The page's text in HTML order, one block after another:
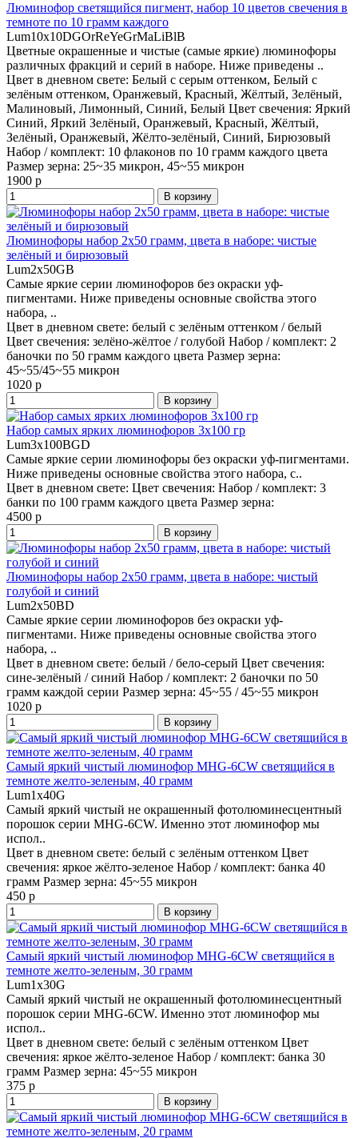
Люминофор светящийся пигмент, набор 10 цветов свечения в
темноте по 10 грамм каждого
Lum10x10DGOrReYeGrMaLiBlB
Цветные окрашенные и чистые (самые яркие) люминофоры
различных фракций и серий в наборе. Ниже приведены ..
Цвет в дневном свете: Белый с серым оттенком, Белый с
зелёным оттенком, Оранжевый, Красный, Жёлтый, Зелёный,
Малиновый, Лимонный, Синий, Белый Цвет свечения: Яркий
Синий, Яркий Зелёный, Оранжевый, Красный, Жёлтый,
Зелёный, Оранжевый, Жёлто-зелёный, Синий, Бирюзовый
Набор / комплект: 10 флаконов по 10 грамм каждого цвета
Размер зерна: 25~35 микрон, 45~55 микрон
1900 р
В корзину
Люминофоры набор 2x50 грамм, цвета в наборе: чистые
зелёный и бирюзовый
Lum2x50GB
Самые яркие серии люминофоров без окраски уф-
пигментами. Ниже приведены основные свойства этого
набора, ..
Цвет в дневном свете: белый с зелёным оттенком / белый
Цвет свечения: зелёно-жёлтое / голубой Набор / комплект: 2
баночки по 50 грамм каждого цвета Размер зерна:
45~55/45~55 микрон
1020 р
В корзину
Набор самых ярких люминофоров 3х100 гр
Lum3x100BGD
Самые яркие серии люминофоры без окраски уф-пигментами.
Ниже приведены основные свойства этого набора, с..
Цвет в дневном свете: Цвет свечения: Набор / комплект: 3
банки по 100 грамм каждого цвета Размер зерна:
4500 р
В корзину
Люминофоры набор 2x50 грамм, цвета в наборе: чистый
голубой и синий
Lum2x50BD
Самые яркие серии люминофоров без окраски уф-
пигментами. Ниже приведены основные свойства этого
набора, ..
Цвет в дневном свете: белый / бело-серый Цвет свечения:
сине-зелёный / синий Набор / комплект: 2 баночки по 50
грамм каждой серии Размер зерна: 45~55 / 45~55 микрон
1020 р
В корзину
Самый яркий чистый люминофор MHG-6CW светящийся в
темноте желто-зеленым, 40 грамм
Lum1x40G
Самый яркий чистый не окрашенный фотолюминесцентный
порошок серии MHG-6CW. Именно этот люминофор мы
испол..
Цвет в дневном свете: белый с зелёным оттенком Цвет
свечения: яркое жёлто-зеленое Набор / комплект: банка 40
грамм Размер зерна: 45~55 микрон
450 р
В корзину
Самый яркий чистый люминофор MHG-6CW светящийся в
темноте желто-зеленым, 30 грамм
Lum1x30G
Самый яркий чистый не окрашенный фотолюминесцентный
порошок серии MHG-6CW. Именно этот люминофор мы
испол..
Цвет в дневном свете: белый с зелёным оттенком Цвет
свечения: яркое жёлто-зеленое Набор / комплект: банка 30
грамм Размер зерна: 45~55 микрон
375 р
В корзину